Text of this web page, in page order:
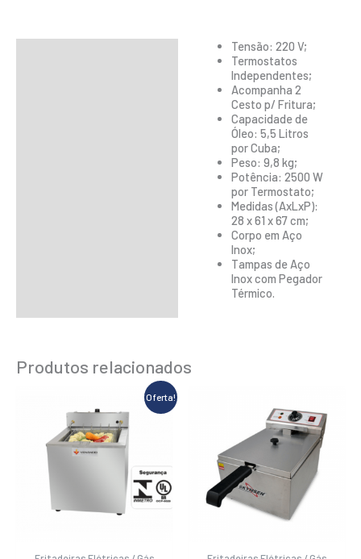
Tensão: 220 V;
Termostatos
Independentes;
Acompanha 2
Cesto p/ Fritura;
Capacidade de
Óleo: 5,5 Litros
por Cuba;
Peso: 9,8 kg;
Potência: 2500 W
por Termostato;
Medidas (AxLxP):
28 x 61 x 67 cm;
Corpo em Aço
Inox;
Tampas de Aço
Inox com Pegador
Térmico.
Produtos relacionados
Oferta!
preço
preço